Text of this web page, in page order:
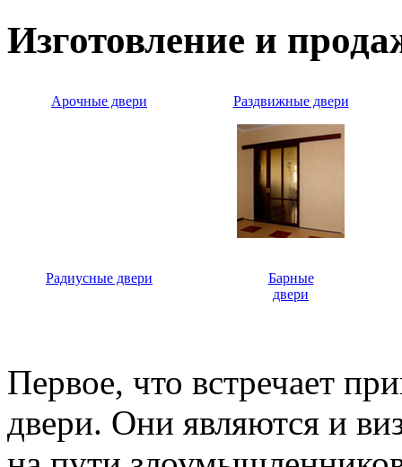
Изготовление и
Арочные двери Раздвижные двери
Радиусные двери
Барные
двери
Первое, что встречает
двери. Они являются и